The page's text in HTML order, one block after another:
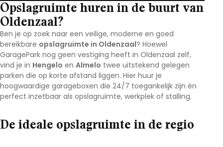
Opslagruimte huren in de buurt van
Oldenzaal?
Ben je op zoek naar een veilige, moderne en goed
bereikbare opslagruimte in Oldenzaal? Hoewel
GaragePark nog geen vestiging heeft in Oldenzaal zelf,
vind je in Hengelo en Almelo twee uitstekend gelegen
parken die op korte afstand liggen. Hier huur je
hoogwaardige garageboxen die 24/7 toegankelijk zijn én
perfect inzetbaar als opslagruimte, werkplek of stalling.
De ideale opslagruimte in de regio